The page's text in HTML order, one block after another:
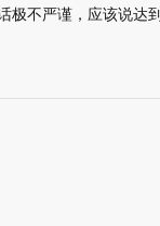
极不严谨，应该说达